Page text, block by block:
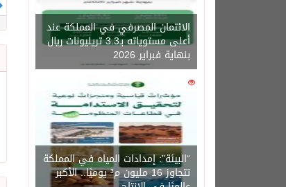
الائتمان المصرفي في المملكة عند
أعلى مستوياته بـ3.3 تريليونات ريال
بنهاية فبراير 2026
1450
“البيئة”: إمدادات المياه في المملكة
تتجاوز 16 مليون م³ يوميًا.. الأكبر